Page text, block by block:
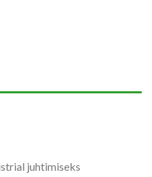
juhtimiseks